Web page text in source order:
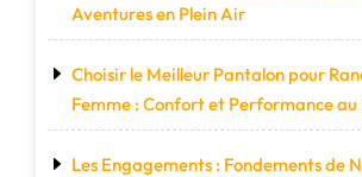
Aventures en Plein Air
Choisir le Meilleur Pantalon pour
Femme : Confort et Performance au
Les Engagements : Fondements de